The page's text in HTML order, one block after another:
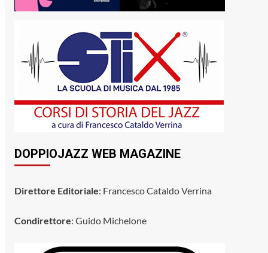
DOPPIOJAZZ WEB MAGAZINE
Direttore Editoriale: Francesco Cataldo Verrina
Condirettore: Guido Michelone